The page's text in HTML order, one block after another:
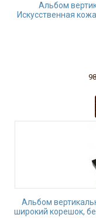
Альбом
Искусственная
Альбом
широкий корешок,